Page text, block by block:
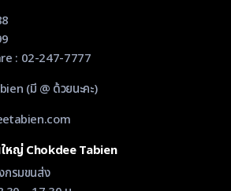
: 02-247-7777
(มี @ ด้วยนะคะ)
ใหญ่ Chokdee Tabien
กรมขนส่ง